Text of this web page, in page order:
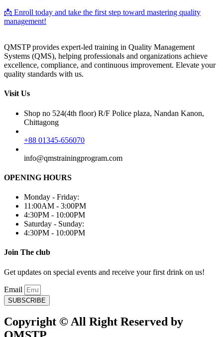
📩 Enroll today and take the first step toward mastering quality
management!
QMSTP provides expert-led training in Quality Management
Systems (QMS), helping professionals and organizations achieve
excellence, compliance, and continuous improvement. Elevate your
quality standards with us.
Visit Us
Shop no 524(4th floor) R/F Police plaza, Nandan Kanon,
Chittagong
+88 01345-656070
info@qmstrainingprogram.com
OPENING HOURS
Monday - Friday:
11:00AM - 3:00PM
4:30PM - 10:00PM
Saturday - Sunday:
4:30PM - 10:00PM
Join The club
Get updates on special events and receive your first drink on us!
Email
SUBSCRIBE
Copyright © All Right Reserved by